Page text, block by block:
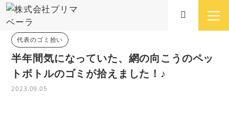
代表のゴミ拾い
半年間気になっていた、網の向こうのペッ
トボトルのゴミが拾えました！♪
2023.09.05